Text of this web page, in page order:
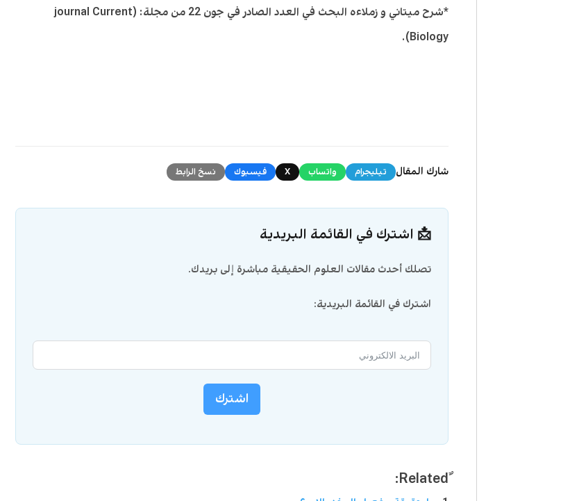
*شرح ميتاني و زملاءه البحث في العدد الصادر في جون 22 من مجلة: (journal Current
Biology).
شارك المقال تيليجرام واتساب X فيسبوك نسخ الرابط
📩 اشترك في القائمة البريدية
تصلك أحدث مقالات العلوم الحقيقية مباشرة إلى بريدك.
اشترك في القائمة البريدية:
اشترك